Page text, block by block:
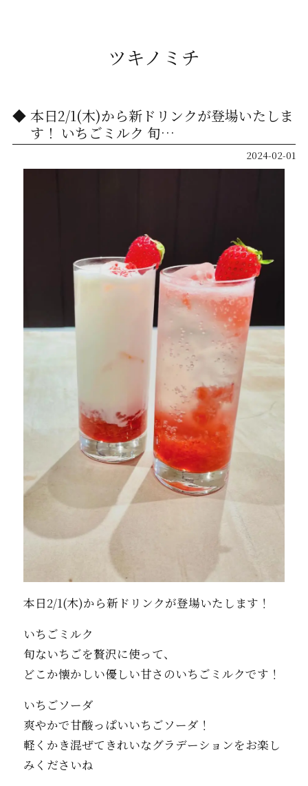
ツキノミチ
本日2/1(木)から新ドリンクが登場いたしま
す！ いちごミルク 旬…
2024-02-01
本日2/1(木)から新ドリンクが登場いたします！
いちごミルク
旬ないちごを贅沢に使って、
どこか懐かしい優しい甘さのいちごミルクです！
いちごソーダ
爽やかで甘酸っぱいいちごソーダ！
軽くかき混ぜてきれいなグラデーションをお楽し
みくださいね